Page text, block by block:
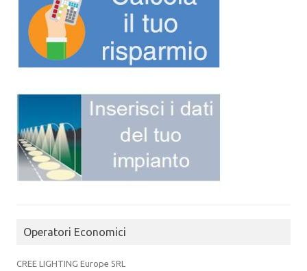
Operatori Economici
CREE LIGHTING Europe SRL